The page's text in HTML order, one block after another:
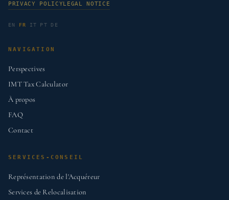
PRIVACY POLICY LEGAL NOTICE
EN FR IT PT DE
NAVIGATION
Perspectives
IMT Tax Calculator
À propos
FAQ
Contact
SERVICES-CONSEIL
Représentation de l'Acquéreur
Services de Relocalisation